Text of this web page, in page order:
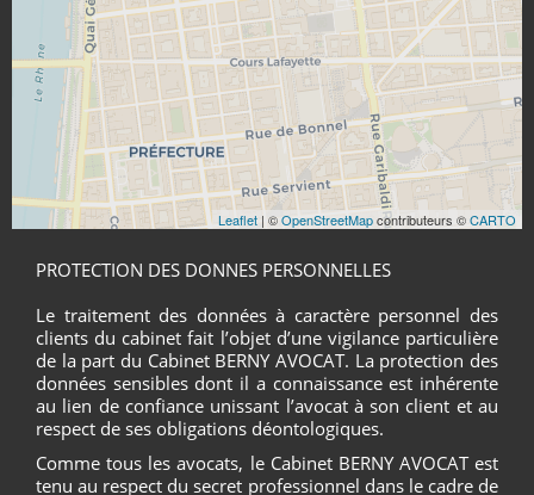
Leaflet | ©OpenStreetMapcontributeurs ©CARTO
PROTECTION DES DONNES PERSONNELLES
Le traitement des données à caractère personnel des
clients du cabinet fait l’objet d’une vigilance particulière
de la part du Cabinet BERNY AVOCAT. La protection des
données sensibles dont il a connaissance est inhérente
au lien de confiance unissant l’avocat à son client et au
respect de ses obligations déontologiques.
Comme tous les avocats, le Cabinet BERNY AVOCAT est
tenu au respect du secret professionnel dans le cadre de